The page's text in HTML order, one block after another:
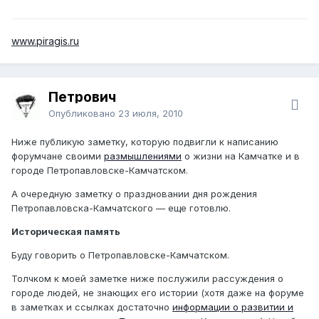
www.piragis.ru
Петрович
Опубликовано 23 июля, 2010
Ниже публикую заметку, которую подвигли к написанию
форумчане своими размышлениями о жизни на Камчатке и в
городе Петропавловске-Камчатском.
А очередную заметку о праздновании дня рождения
Петропавловска-Камчатского — еще готовлю.
Историческая память
Буду говорить о Петропавловске-Камчатском.
Толчком к моей заметке ниже послужили рассуждения о
городе людей, не знающих его истории (хотя даже на форуме
в заметках и ссылках достаточно информации о развитии и